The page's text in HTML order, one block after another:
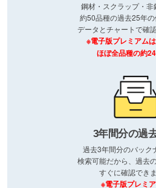
鋼材・スクラップ・非
約50品種の過去25年
データとチャートで確認
※電子版プレミアム
ほぼ全品種の約
3年間分の過
過去3年間分のバック
検索可能だから、過去
すぐに確認できま
※電子版プレミ